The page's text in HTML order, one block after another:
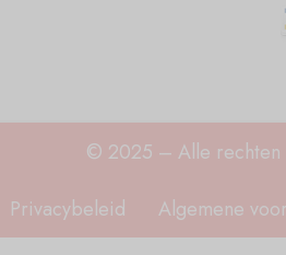
© 2025 – Alle rechten
Privacybeleid
Algemene